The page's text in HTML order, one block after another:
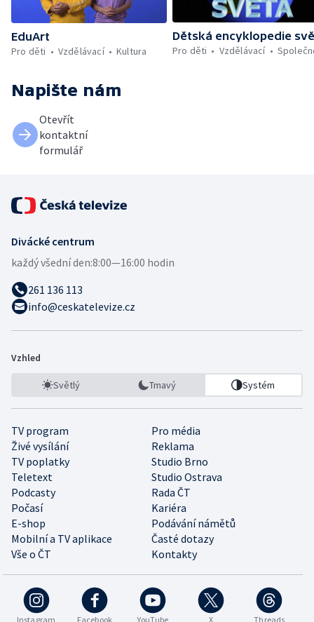
EduArt
Pro děti
Vzdělávací Kultura
Dětská encyklopedie
Pro děti
Vzdělávací
Napište nám
Otevřít
kontaktní
formulář
Divácké centrum
každý všední den:8:00—16:00 hodin
261 136 113
info@ceskatelevize.cz
Vzhled
Světlý Tmavý Systém
TV program
Pro média
Živé vysílání
Reklama
TV poplatky
Studio Brno
Teletext
Studio Ostrava
Podcasty
Rada ČT
Počasí
Kariéra
E-shop
Podávání námětů
Mobilní a TV aplikace
Časté dotazy
Vše o ČT
Kontakty
Instagram Facebook YouTube X Threads